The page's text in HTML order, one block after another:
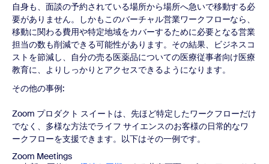
自身も、面談の予約されている場所から場所へ急いで移動する必
要がありません。しかもこのバーチャル営業ワークフローなら、
移動に関わる費用や特定地域をカバーするために必要となる営業
担当の数も削減できる可能性があります。その結果、ビジネスコ
ストを節減し、自分の売る医薬品についての医療従事者向け医療
教育に、よりしっかりとアクセスできるようになります。
その他の事例:
Zoom プロダクト スイートは、先ほど特定したワークフローだけ
でなく、多様な方法でライフ サイエンスのお客様の日常的なワ
ークフローを支援できます。以下はその一例です。
Zoom Meetings